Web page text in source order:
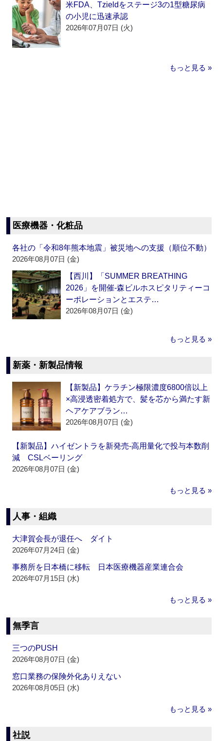
米FDA、Tzieldをステージ3の1型糖尿病
の小児に迅速承認
2026年07月07日 (火)
もっと見る »
医療機器・化粧品
各社の「令和8年熊本地震」被災地への支援（順位不動）
2026年08月07日 (金)
【西川】「SUMMER BREATHING
2026」を開催‐森ビルホスピタリティーコ
ーポレーションとエステ…
2026年08月07日 (金)
もっと見る »
新薬・新製品情報
【新製品】ケラチン極限濃度6800倍以上
×高浸透密着処方で、髪を芯から満たす新
ヘアケアブラン…
2026年08月07日 (金)
【新製品】ハイゼントラを新発売‐高用量化で投与本数削
減 CSLベーリング
2026年08月07日 (金)
もっと見る »
人事・組織
大津賀会長が退任へ ダイト
2026年07月24日 (金)
事務所を日本橋に移転 日本医療機器産業連合会
2026年07月15日 (水)
もっと見る »
無季言
三つのPUSH
2026年08月07日 (金)
窓口業務の保険外化ありえない
2026年08月05日 (水)
もっと見る »
社説